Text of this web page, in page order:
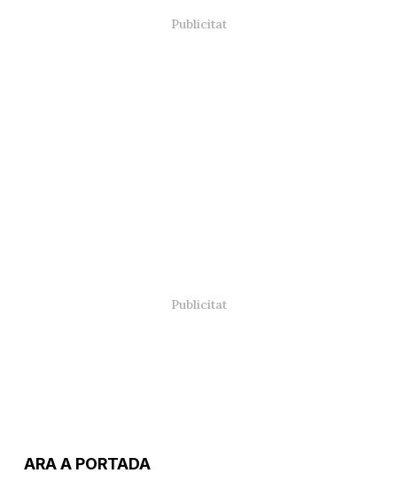
ARA A PORTADA